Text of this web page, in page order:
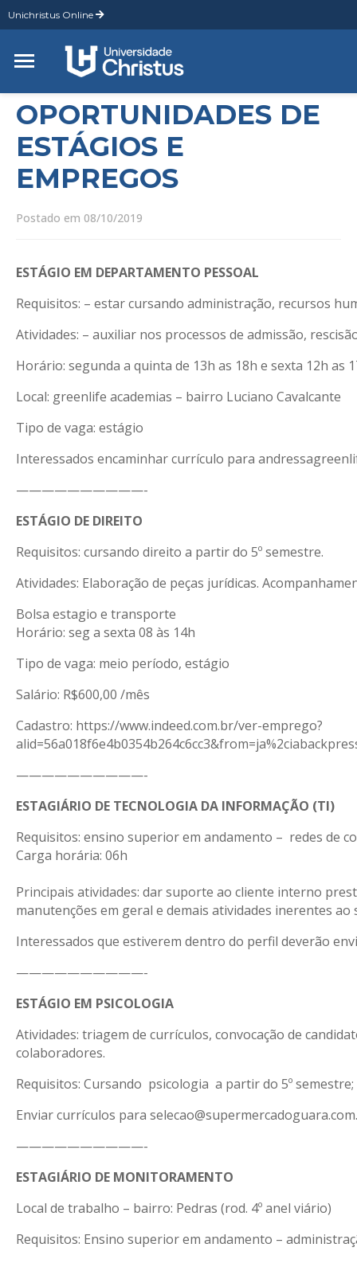
Unichristus Online
OPORTUNIDADES DE
ESTÁGIOS E
EMPREGOS
Postado em 08/10/2019
ESTÁGIO EM DEPARTAMENTO PESSOAL
Requisitos: – estar cursando administração, recursos
Atividades: – auxiliar nos processos de admissão,
Horário: segunda a quinta de 13h as 18h e sexta 12h as
Local: greenlife academias – bairro Luciano Cavalcante
Tipo de vaga: estágio
Interessados encaminhar currículo para
——————————-
ESTÁGIO DE DIREITO
Requisitos: cursando direito a partir do 5º semestre.
Atividades: Elaboração de peças jurídicas.
Bolsa estagio e transporte
Horário: seg a sexta 08 às 14h
Tipo de vaga: meio período, estágio
Salário: R$600,00 /mês
Cadastro: https://www.indeed.com.br/ver-emprego?
——————————-
ESTAGIÁRIO DE TECNOLOGIA DA INFORMAÇÃO (TI)
Requisitos: ensino superior em andamento – redes de
Carga horária: 06h
Principais atividades: dar suporte ao cliente interno
manutenções em geral e demais atividades inerentes ao
Interessados que estiverem dentro do perfil deverão
——————————-
ESTÁGIO EM PSICOLOGIA
Atividades: triagem de currículos, convocação de
colaboradores.
Requisitos: Cursando psicologia a partir do 5º
Enviar currículos para
——————————-
ESTAGIÁRIO DE MONITORAMENTO
Local de trabalho – bairro: Pedras (rod. 4º anel viário)
Requisitos: Ensino superior em andamento –